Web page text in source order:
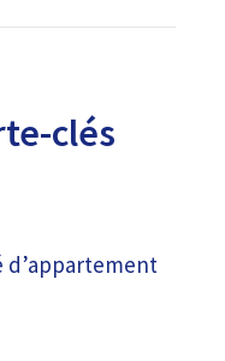
clés
d’appartement